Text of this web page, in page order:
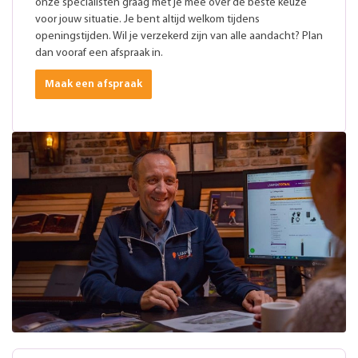
onze specialisten graag met je mee over de beste keuze
voor jouw situatie. Je bent altijd welkom tijdens
openingstijden. Wil je verzekerd zijn van alle aandacht? Plan
dan vooraf een afspraak in.
Maak een afspraak